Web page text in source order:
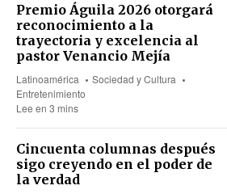
Premio Águila 2026 otorgará
reconocimiento a la
trayectoria y excelencia al
pastor Venancio Mejía
Latinoamérica
Sociedad y Cultura
Entretenimiento
Lee en 3 mins
Cincuenta columnas después
sigo creyendo en el poder de
la verdad